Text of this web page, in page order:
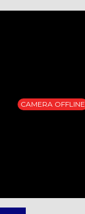
CAMERA OFFLINE